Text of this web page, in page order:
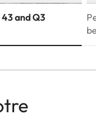
and Q3